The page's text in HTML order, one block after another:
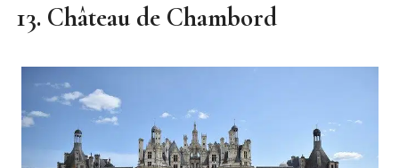
13. Château de Chambord